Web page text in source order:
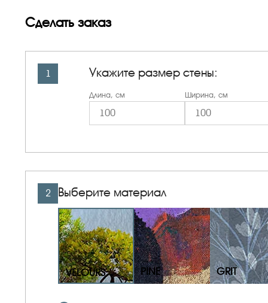
Сделать заказ
1 Укажите размер стены:
Длина, см Ширина, см
2 Выберите материал
VELOURS PINE GRIT